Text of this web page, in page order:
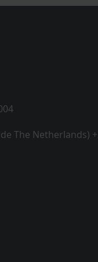
The Netherlands)